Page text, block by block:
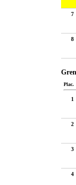
7
8
Plac.
1
2
3
4